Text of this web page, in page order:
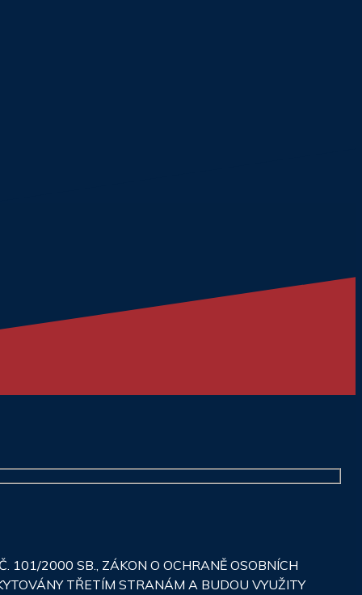
101/2000 SB., ZÁKON O OCHRANĚ OSOBNÍCH
TŘETÍM STRANÁM A BUDOU VYUŽITY